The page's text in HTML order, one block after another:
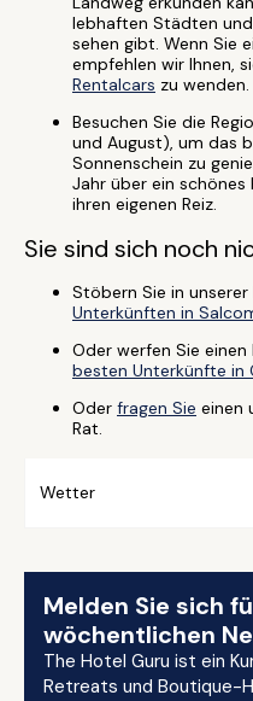
lebhaften Städten
sehen gibt. Wenn Sie
empfehlen wir Ihnen,
Rentalcars zu wenden.
Besuchen Sie die
und August), um das
Sonnenschein zu
Jahr über ein schönes
ihren eigenen Reiz.
Sie sind sich noch
Stöbern Sie in
Unterkünften in
Oder werfen Sie
besten Unterkünfte in
Oder fragen Sie einen
Rat.
Wetter
Melden Sie sich
wöchentlichen
The Hotel Guru ist ein
Retreats und Boutique-